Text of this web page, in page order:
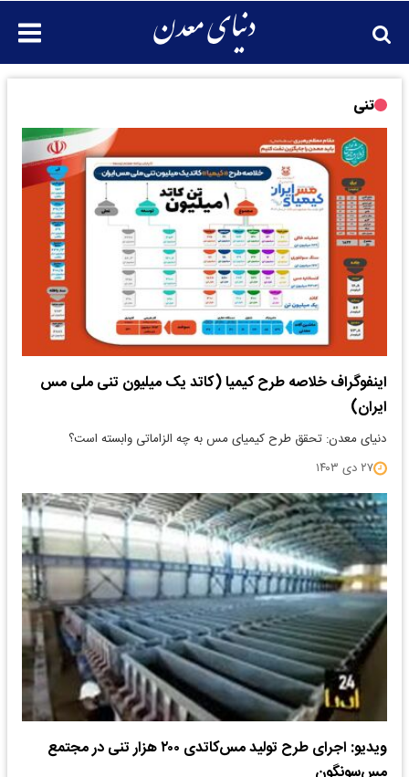
تنی
اینفوگراف خلاصه طرح کیمیا (کاتد یک میلیون تنی ملی مس
ایران)
دنیای معدن: تحقق طرح کیمیای مس به چه الزاماتی وابسته است؟
۲۷ دی ۱۴۰۳
ویدیو: اجرای طرح تولید مس‌کاتدی ۲۰۰ هزار تنی در مجتمع